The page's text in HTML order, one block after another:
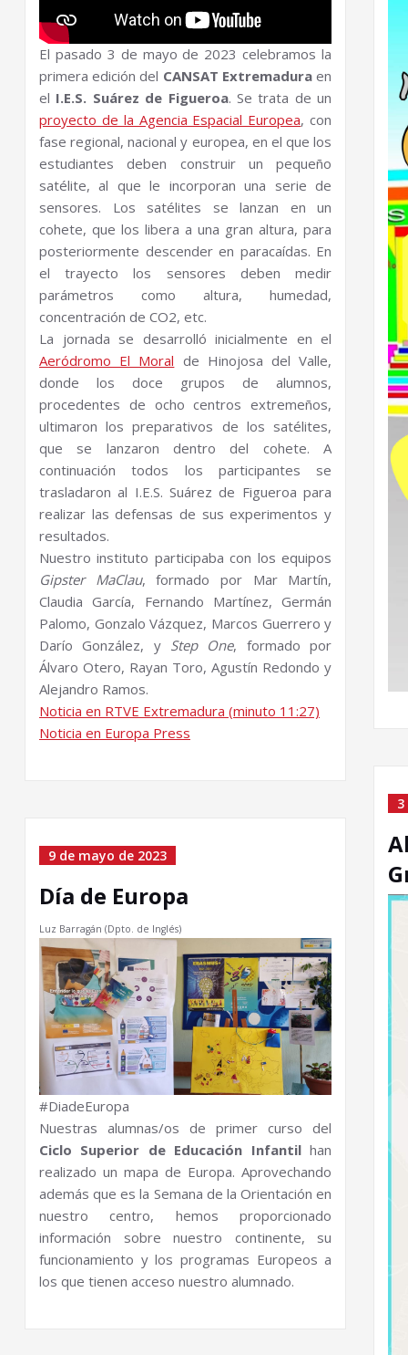
El pasado 3 de mayo de 2023 celebramos la
primera edición del CANSAT Extremaduraen
el I.E.S. Suárez de Figueroa. Se trata de un
proyecto de la Agencia Espacial Europea, con
fase regional, nacional y europea, en el que los
estudiantes deben construir un pequeño
satélite, al que le incorporan una serie de
sensores. Los satélites se lanzan en un
cohete, que los libera a una gran altura, para
posteriormente descender en paracaídas. En
el trayecto los sensores deben medir
parámetros como altura, humedad,
concentración de CO2, etc.
La jornada se desarrolló inicialmente en el
Aeródromo El Moral de Hinojosa del Valle,
donde los doce grupos de alumnos,
procedentes de ocho centros extremeños,
ultimaron los preparativos de los satélites,
que se lanzaron dentro del cohete. A
continuación todos los participantes se
trasladaron al I.E.S. Suárez de Figueroa para
realizar las defensas de sus experimentos y
resultados.
Nuestro instituto participaba con los equipos
Gipster MaClau, formado por Mar Martín,
Claudia García, Fernando Martínez, Germán
Palomo, Gonzalo Vázquez, Marcos Guerrero y
Darío González, y Step One, formado por
Álvaro Otero, Rayan Toro, Agustín Redondo y
Alejandro Ramos.
Noticia en RTVE Extremadura (minuto 11:27)
Noticia en Europa Press
9 de mayo de 2023
Día de Europa
Luz Barragán (Dpto. de Inglés)
#DiadeEuropa
Nuestras alumnas/os de primer curso del
Ciclo Superior de Educación Infantilhan
realizado un mapa de Europa. Aprovechando
además que es la Semana de la Orientación en
nuestro centro, hemos proporcionado
información sobre nuestro continente, su
funcionamiento y los programas Europeos a
los que tienen acceso nuestro alumnado.